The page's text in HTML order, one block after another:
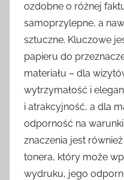
ozdobne o różnej
samoprzylepne, a
sztuczne. Kluczowe
papieru do
materiału – dla
wytrzymałość i
i atrakcyjność, a dla
odporność na
znaczenia jest
tonera, który może
wydruku, jego